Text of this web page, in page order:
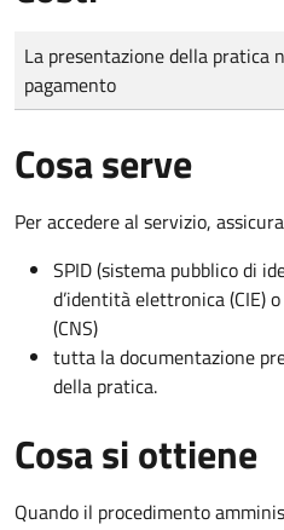
Tipo di pagamento
Importo
La presentazione della pratica
pagamento
Cosa serve
Per accedere al servizio,
SPID (sistema pubblico di
d’identità elettronica (CIE)
(CNS)
tutta la documentazione
della pratica.
Cosa si ottiene
Quando il procedimento